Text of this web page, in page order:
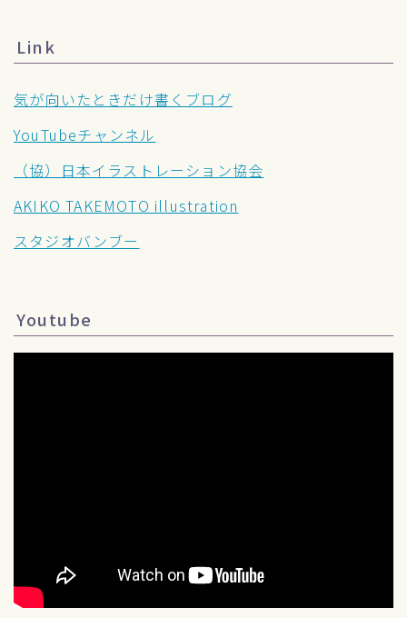
Link
気が向いたときだけ書くブログ
YouTubeチャンネル
（協）日本イラストレーション協会
AKIKO TAKEMOTO illustration
スタジオバンブー
Youtube